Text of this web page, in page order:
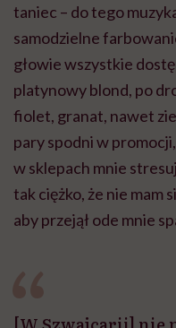
taniec – do tego
samodzielne
głowie wszystkie
platynowy blond, po
fiolet, granat, nawet
pary spodni w
w sklepach mnie
tak ciężko, że nie mam
aby przejął ode mnie